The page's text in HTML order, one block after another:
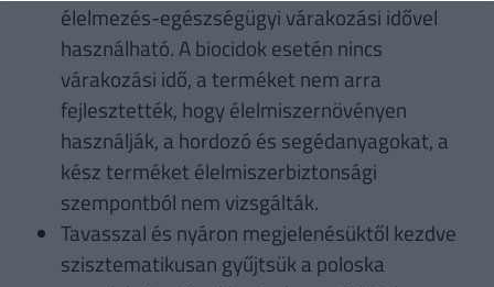
élelmezés-egészségügyi várakozási idővel
használható. A biocidok esetén nincs
várakozási idő, a terméket nem arra
fejlesztették, hogy élelmiszernövényen
használják, a hordozó és segédanyagokat, a
kész terméket élelmiszerbiztonsági
szempontból nem vizsgálták.
Tavasszal és nyáron megjelenésüktől kezdve
szisztematikusan gyűjtsük a poloska